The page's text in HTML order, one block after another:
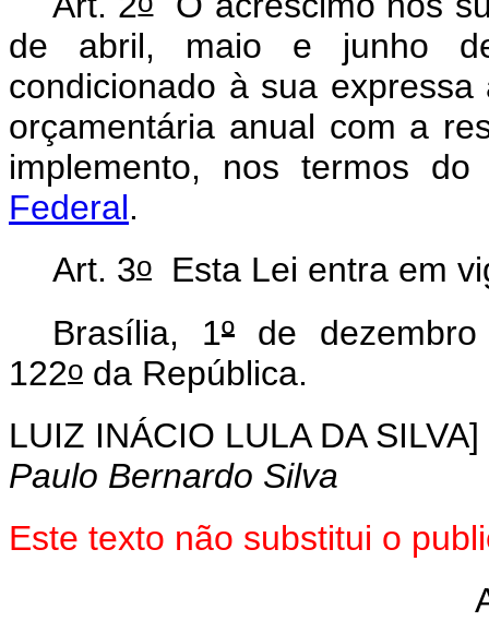
de abril, maio e junho
condicionado à sua
orçamentária anual com a
implemento, nos termos
Federal.
Art. 3o Esta Lei entra em
Brasília, 1º de
122o da República.
LUIZ INÁCIO LULA DA SILVA]
Paulo Bernardo Silva
Este texto não substitui o